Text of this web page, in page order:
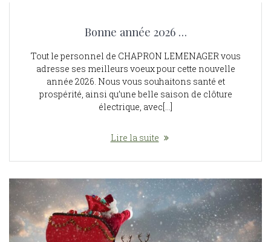
Bonne année 2026 …
Tout le personnel de CHAPRON LEMENAGER vous
adresse ses meilleurs voeux pour cette nouvelle
année 2026. Nous vous souhaitons santé et
prospérité, ainsi qu’une belle saison de clôture
électrique, avec[…]
Lire la suite